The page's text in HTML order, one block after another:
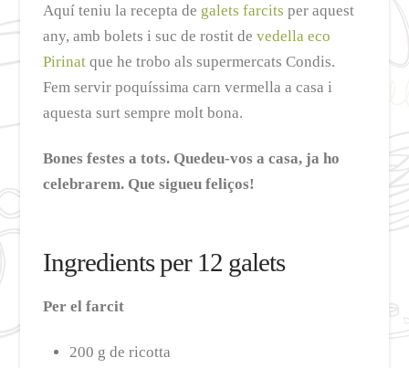
Aquí teniu la recepta de galets farcits per aquest
any, amb bolets i suc de rostit devedella eco
Pirinat que he trobo als supermercats Condis.
Fem servir poquíssima carn vermella a casa i
aquesta surt sempre molt bona.
Bones festes a tots. Quedeu-vos a casa, ja ho
celebrarem. Que sigueu feliços!
Ingredients per 12 galets
Per el farcit
200 g de ricotta